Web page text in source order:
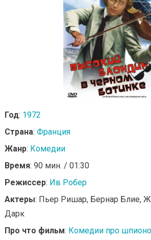
Год: 1972
Страна: Франция
Жанр: Комедии
Время: 90 мин. / 01:30
Режиссер: Ив Робер
Актеры: Пьер Ришар, Бернар Блие,
Дарк
Про что фильм: Комедии про